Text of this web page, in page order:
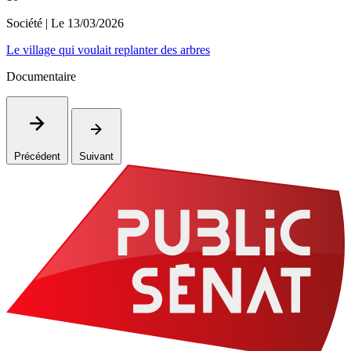
Société | Le 13/03/2026
Le village qui voulait replanter des arbres
Documentaire
Précédent Suivant